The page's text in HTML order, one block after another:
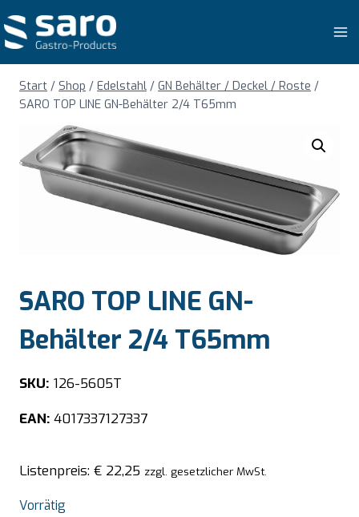
Inhalt
springen
Start / Shop / Edelstahl / GN Behälter / Deckel / Roste /
SARO TOP LINE GN-Behälter 2/4 T65mm
SARO TOP LINE GN-
Behälter 2/4 T65mm
SKU: 126-5605T
EAN: 4017337127337
Listenpreis: € 22,25 zzgl. gesetzlicher MwSt.
Vorrätig